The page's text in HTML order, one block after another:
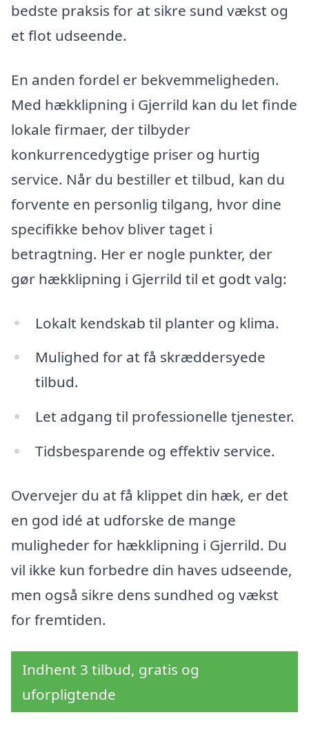
bedste praksis for at sikre sund vækst og
et flot udseende.
En anden fordel er bekvemmeligheden.
Med hækklipning i Gjerrild kan du let finde
lokale firmaer, der tilbyder
konkurrencedygtige priser og hurtig
service. Når du bestiller et tilbud, kan du
forvente en personlig tilgang, hvor dine
specifikke behov bliver taget i
betragtning. Her er nogle punkter, der
gør hækklipning i Gjerrild til et godt valg:
Lokalt kendskab til planter og klima.
Mulighed for at få skræddersyede
tilbud.
Let adgang til professionelle tjenester.
Tidsbesparende og effektiv service.
Overvejer du at få klippet din hæk, er det
en god idé at udforske de mange
muligheder for hækklipning i Gjerrild. Du
vil ikke kun forbedre din haves udseende,
men også sikre dens sundhed og vækst
for fremtiden.
Indhent 3 tilbud, gratis og
uforpligtende